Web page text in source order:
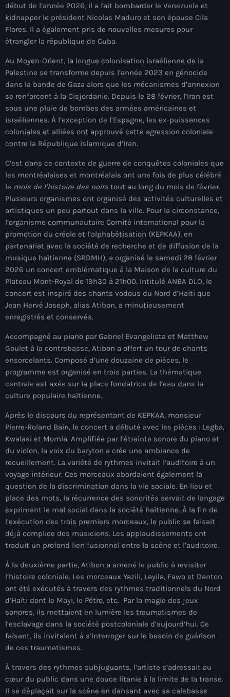
juillet 2026
juin 2026
avril 2026
mars 2026
février 2026
janvier 2026
novembre 2025
octobre 2025
septembre 2025
août 2025
juin 2025
mai 2025
avril 2025
mars 2025
février 2025
janvier 2025
décembre 2024
novembre 2024
octobre 2024
septembre 2024
août 2024
juillet 2024
juin 2024
mai 2024
Catégories
: Internet Haiti
‘Pwogram Biden
“Viv Ansanm”
#freecarel
#HPK
début de l’année 2026, il a fait bombarder le Venezuela et
kidnapper le président Nicolas Maduro et son épouse Cila
Flores. Il a également pris de nouvelles mesures pour
étrangler la république de Cuba.
Au Moyen-Orient, la longue colonisation israélienne de la
Palestine se transforme depuis l’année 2023 en génocide
dans la bande de Gaza alors que les mécanismes d’annexion
se renforcent à la Cisjordanie. Depuis le 28 février, l’Iran est
sous une pluie de bombes des armées américaines et
israéliennes. À l’exception de l’Espagne, les ex-puissances
coloniales et alliées ont approuvé cette agression coloniale
contre la République islamique d’Iran.
C’est dans ce contexte de guerre de conquêtes coloniales que
les montréalaises et montréalais ont une fois de plus célébré
le mois de l’histoire des noirs tout au long du mois de février.
Plusieurs organismes ont organisé des activités culturelles et
artistiques un peu partout dans la ville. Pour la circonstance,
l’organisme communautaire Comité international pour la
promotion du créole et l’alphabétisation (KEPKAA), en
partenariat avec la société de recherche et de diffusion de la
musique haïtienne (SRDMH), a organisé le samedi 28 février
2026 un concert emblématique à la Maison de la culture du
Plateau Mont-Royal de 19h30 à 21h00. Intitulé ANBA DLO, le
concert est inspiré des chants vodous du Nord d’Haiti que
Jean Hervé Joseph, alias Atibon, a minutieusement
enregistrés et conservés.
Accompagné au piano par Gabriel Evangelista et Matthew
Goulet à la contrebasse, Atibon a offert un tour de chants
ensorcelants. Composé d’une douzaine de pièces, le
programme est organisé en trois parties. La thématique
centrale est axée sur la place fondatrice de l’eau dans la
culture populaire haïtienne.
Après le discours du représentant de KEPKAA, monsieur
Pierre-Roland Bain, le concert a débuté avec les pièces : Legba,
Kwalasi et Momia. Amplifiée par l’étreinte sonore du piano et
du violon, la voix du baryton a crée une ambiance de
recueillement. La variété de rythmes invitait l’auditoire à un
voyage intérieur. Ces morceaux abordaient également la
question de la discrimination dans la vie sociale. En lieu et
place des mots, la récurrence des sonorités servait de langage
exprimant le mal social dans la société haïtienne. À la fin de
l’exécution des trois premiers morceaux, le public se faisait
déjà complice des musiciens. Les applaudissements ont
traduit un profond lien fusionnel entre la scène et l’auditoire.
À la deuxième partie, Atibon a amené le public à revisiter
l’histoire coloniale. Les morceaux Yazili, Layila, Fawo et Danton
ont été exécutés à travers des rythmes traditionnels du Nord
d’Haïti dont le Mayi, le Pétro, etc. Par la magie des jeux
sonores, ils mettaient en lumière les traumatismes de
l’esclavage dans la société postcoloniale d’aujourd’hui. Ce
faisant, ils invitaient à s’interroger sur le besoin de guérison
de ces traumatismes.
À travers des rythmes subjuguants, l’artiste s’adressait au
cœur du public dans une douce litanie à la limite de la transe.
Il se déplaçait sur la scène en dansant avec sa calebasse